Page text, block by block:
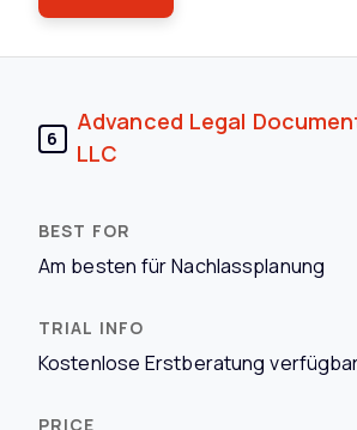
6
Advanced Legal
LLC
Am besten für Nachlassplanung
Kostenlose Erstberatung